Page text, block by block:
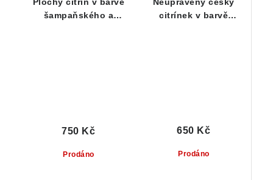
šampaňského a
Prodáno
750 Kč
citrínek v barvě
Prodáno
650 Kč